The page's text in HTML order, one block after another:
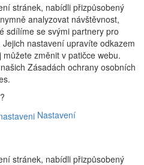
stránek, nabídli přizpůsobený
analyzovat návštěvnost,
sdílíme se svými partnery pro
nastavení upravíte odkazem
změnit v patičce webu.
Zásadách ochrany osobních
Nastavení
stránek, nabídli přizpůsobený